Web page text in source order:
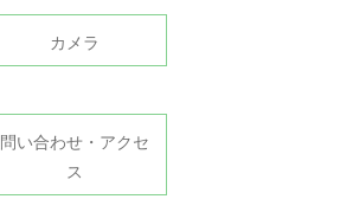
カメラ
問い合わせ・アクセ
ス